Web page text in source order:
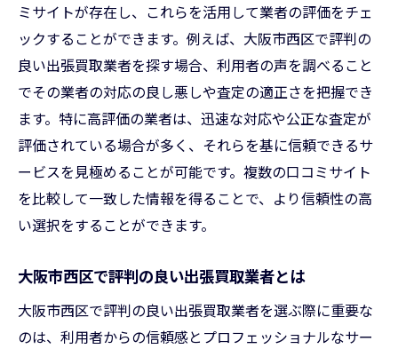
ミサイトが存在し、これらを活用して業者の評価をチェ
ックすることができます。例えば、大阪市西区で評判の
良い出張買取業者を探す場合、利用者の声を調べること
でその業者の対応の良し悪しや査定の適正さを把握でき
ます。特に高評価の業者は、迅速な対応や公正な査定が
評価されている場合が多く、それらを基に信頼できるサ
ービスを見極めることが可能です。複数の口コミサイト
を比較して一致した情報を得ることで、より信頼性の高
い選択をすることができます。
大阪市西区で評判の良い出張買取業者とは
大阪市西区で評判の良い出張買取業者を選ぶ際に重要な
のは、利用者からの信頼感とプロフェッショナルなサー